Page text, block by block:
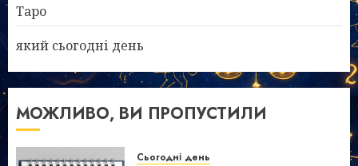
Таро
який сьогодні день
МОЖЛИВО, ВИ ПРОПУСТИЛИ
Сьогодні день